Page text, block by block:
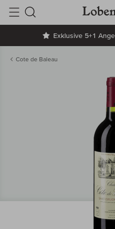
Exklusive 5+1
Suche
Cote de Baleau